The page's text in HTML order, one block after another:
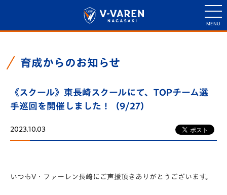
育成からのお知らせ
《スクール》東長崎スクールにて、TOPチーム選
手巡回を開催しました！（9/27）
2023.10.03
いつもV・ファーレン長崎にご声援頂きありがとうございます。